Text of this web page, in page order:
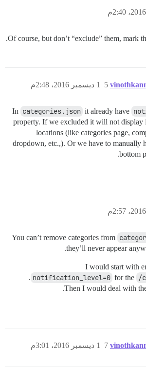
Of course, but don’t “exclude” them, mark
1 ديسمبر 2016، 2:48م 5
In categories.json it already have
property. If we excluded it will not display
locations (like categories page,
dropdown, etc.,). Or we have to manually
bottom
You can’t remove categories from
they’ll never appear
I would start with
notification_level=0 for the /
Then I would deal with
1 ديسمبر 2016، 3:01م 7